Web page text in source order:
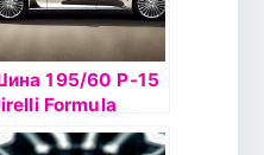
195/60 Р-15
Formula
88V TL